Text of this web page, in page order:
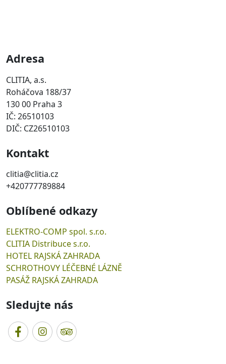
Adresa
CLITIA, a.s.
Roháčova 188/37
130 00 Praha 3
IČ: 26510103
DIČ: CZ26510103
Kontakt
clitia@clitia.cz
+420777789884
Oblíbené odkazy
ELEKTRO-COMP spol. s.r.o.
CLITIA Distribuce s.r.o.
HOTEL RAJSKÁ ZAHRADA
SCHROTHOVY LÉČEBNÉ LÁZNĚ
PASÁŽ RAJSKÁ ZAHRADA
Sledujte nás